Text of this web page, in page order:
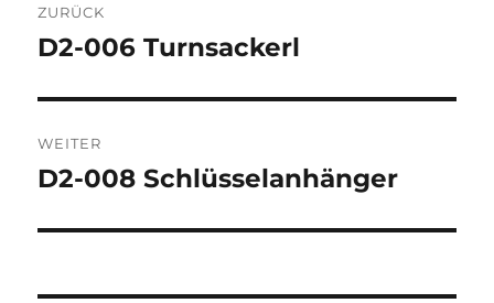
ZURÜCK
Vorheriger
D2-006 Turnsackerl
WEITER
Nächster
D2-008 Schlüsselanhänger